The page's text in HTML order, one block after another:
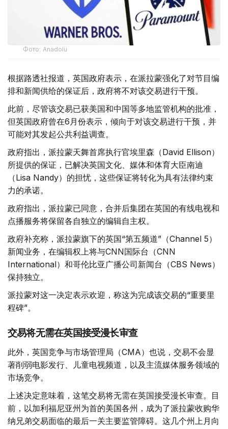
Фото: Аnadolu
根据路透社报道，英国政府表示，在派拉蒙强化了对节目编
排和新闻供给的保证后，政府将不对该交易进行干预。
此前，尽管该交易已获美国和中国等多地监管机构的批准，
但英国政府曾在6月份表示，倾向于对该交易进行干预，并
可能对其发起公共利益调查。
政府指出，派拉蒙天舞首席执行官埃里森（David Ellison）
所提供的保证，已解决英国文化、媒体和体育大臣南迪
（Lisa Nandy）的担忧，这些保证将转化为具有法律约束
力的承诺。
政府指出，派拉蒙已同意，合并后集团在英国的有线电视和
点播服务将保留各自独立的编辑自主权。
政府补充称，派拉蒙旗下的英国“第五频道”（Channel 5）
新闻业务，在编辑权上将与CNN国际台（CNN
International）和哥伦比亚广播公司新闻台（CBS News）
保持独立。
派拉蒙对这一决定表示欢迎，称这为完成该交易的“重要里
程碑”。
交易将无需在英国接受漫长审查
此外，英国竞争与市场管理局（CMA）也说，交易不会显
著削弱电影发行、儿童电视频道，以及主流媒体服务领域的
市场竞争。
上述决定意味着，这笔交易将无需在英国接受漫长审查。目
前，以加利福尼亚州为首的美国各州，成为了派拉蒙收购华
纳兄弟交易面临的最后一关主要监管障碍。这几个州上月向